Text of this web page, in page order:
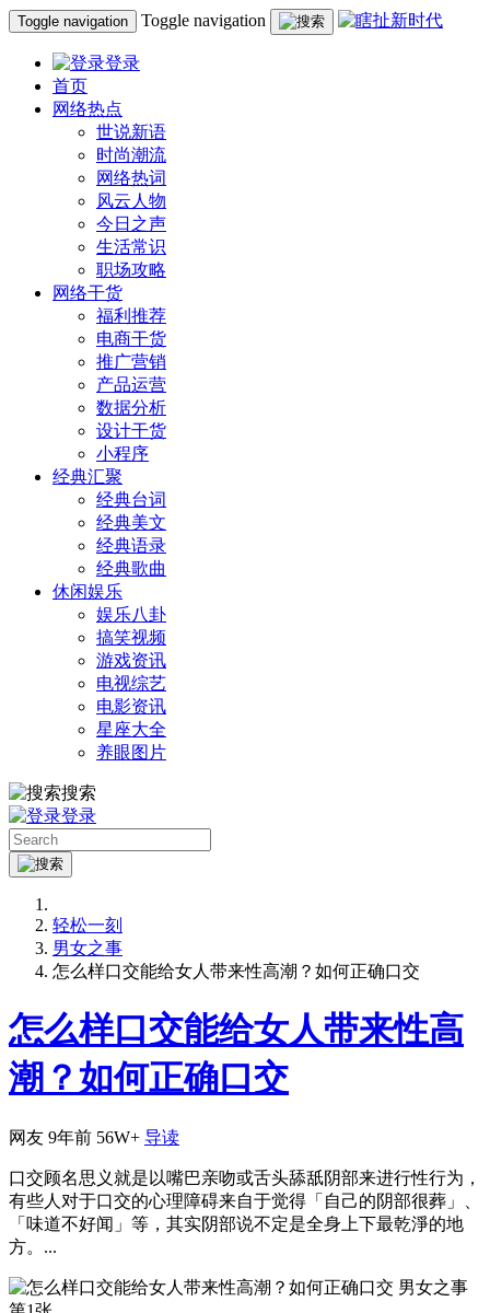
Toggle navigation Toggle navigation
登录
首页
网络热点
世说新语
时尚潮流
网络热词
风云人物
今日之声
生活常识
职场攻略
网络干货
福利推荐
电商干货
推广营销
产品运营
数据分析
设计干货
小程序
经典汇聚
经典台词
经典美文
经典语录
经典歌曲
休闲娱乐
娱乐八卦
搞笑视频
游戏资讯
电视综艺
电影资讯
星座大全
养眼图片
搜索
登录
轻松一刻
男女之事
怎么样口交能给女人带来性高潮？如何正确口交
怎么样口交能给女人带来性高
潮？如何正确口交
网友 9年前 56W+ 导读
口交顾名思义就是以嘴巴亲吻或舌头舔舐阴部来进行性行为，
有些人对于口交的心理障碍来自于觉得「自己的阴部很葬」、
「味道不好闻」等，其实阴部说不定是全身上下最乾淨的地
方。...